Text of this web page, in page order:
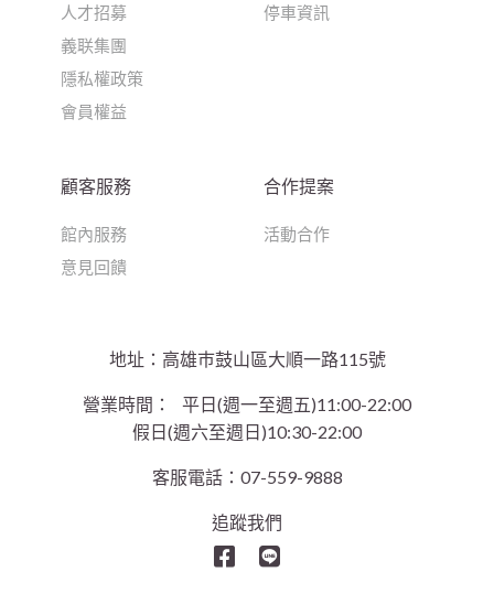
地址：高雄巿鼓山區大順一路115號
營業時間：
平日(週一至週五)11:00-22:00
假日(週六至週日)10:30-22:00
客服電話：07-559-9888
追蹤我們
人才招募
義联集團
隱私權政策
會員權益
停車資訊
顧客服務
館內服務
意見回饋
合作提案
活動合作